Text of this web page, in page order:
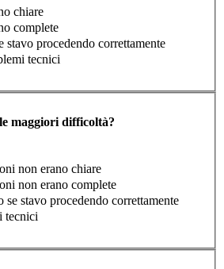
chiare
complete
stavo procedendo correttamente
tecnici
maggiori difficoltà?
non erano chiare
non erano complete
stavo procedendo correttamente
tecnici